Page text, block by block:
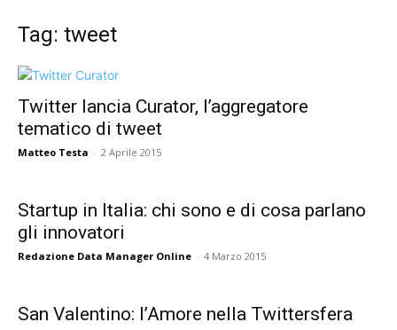
Tag: tweet
Twitter lancia Curator, l’aggregatore
tematico di tweet
Matteo Testa - 2 Aprile 2015
Startup in Italia: chi sono e di cosa parlano
gli innovatori
Redazione Data Manager Online - 4 Marzo 2015
San Valentino: l’Amore nella Twittersfera